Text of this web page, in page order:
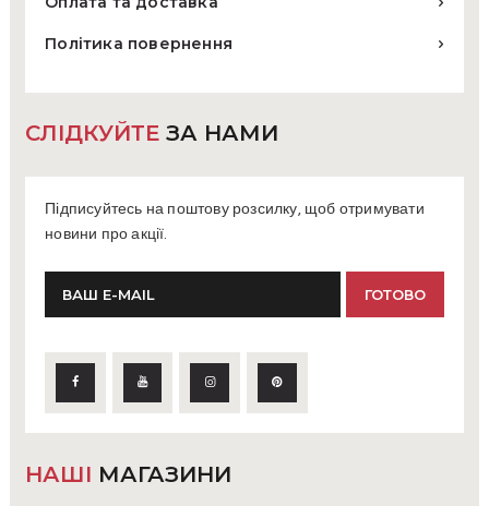
Політика повернення
СЛІДКУЙТЕ ЗА НАМИ
Підписуйтесь на поштову розсилку, щоб отримувати
новини про акції.
НАШІ МАГАЗИНИ